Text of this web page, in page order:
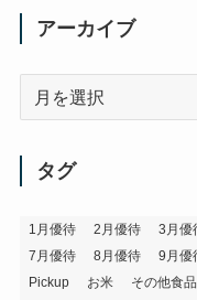
アーカイブ
タグ
1月優待 2月優待 3月優
7月優待
8月優待 9月優
Pickup
お米 その他食品